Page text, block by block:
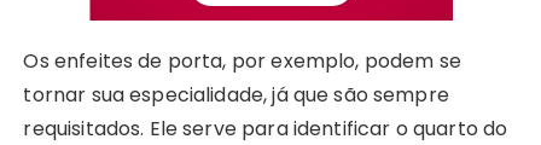
Os enfeites de porta, por exemplo, podem se
tornar sua especialidade, já que são sempre
requisitados. Ele serve para identificar o quarto do